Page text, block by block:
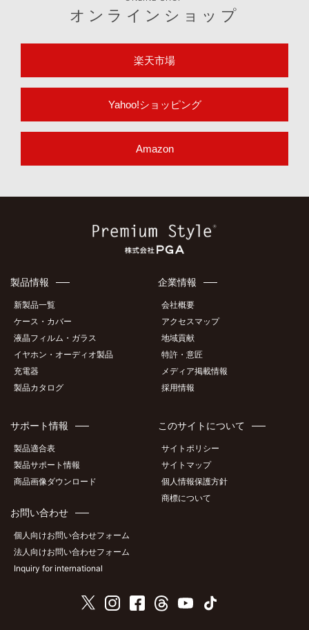
オンラインショップ
楽天市場
Yahoo!ショッピング
Amazon
製品情報
新製品一覧
ケース・カバー
液晶フィルム・ガラス
イヤホン・オーディオ製品
充電器
製品カタログ
企業情報
会社概要
アクセスマップ
地域貢献
特許・意匠
メディア掲載情報
採用情報
サポート情報
製品適合表
製品サポート情報
商品画像ダウンロード
お問い合わせ
個人向けお問い合わせフォーム
法人向けお問い合わせフォーム
Inquiry for international
このサイトについて
サイトポリシー
サイトマップ
個人情報保護方針
商標について